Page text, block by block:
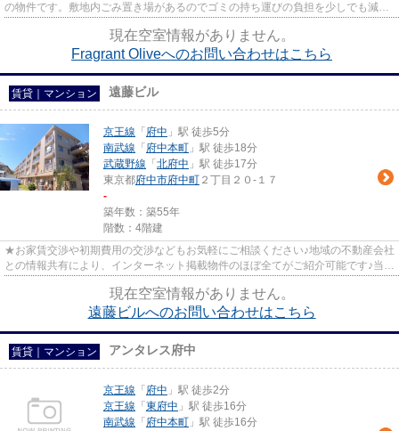
の物件です。敷地内ごみ置き場があるのでゴミの持ち運びの負担を少しでも減ら
現在空室情報がありません。
Fragrant Oliveへのお問い合わせはこちら
賃貸｜マンション 遠藤ビル
京王線 「 府中 」駅 徒歩5分
南武線 「 府中本町 」駅 徒歩18分
武蔵野線 「 北府中 」駅 徒歩17分
東京都府中市府中町 ２丁目２０-１７
-
築年数：築55年
階数：4階建
★お家賃交渉や初期費用の交渉などもお気軽にご相談ください♪地域の不動産会社
との情報共有により、インターネット掲載物件のほぼ全てがご紹介可能です♪当店
現在空室情報がありません。
遠藤ビルへのお問い合わせはこちら
賃貸｜マンション アンタレス府中
京王線 「 府中 」駅 徒歩2分
京王線 「 東府中 」駅 徒歩16分
南武線 「 府中本町 」駅 徒歩16分